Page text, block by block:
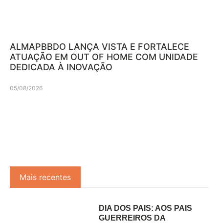
ALMAPBBDO LANÇA VISTA E FORTALECE
ATUAÇÃO EM OUT OF HOME COM UNIDADE
DEDICADA À INOVAÇÃO
05/08/2026
Mais recentes
DIA DOS PAIS: AOS PAIS
GUERREIROS DA